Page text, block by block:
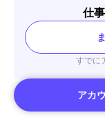
仕
すでに
アカ